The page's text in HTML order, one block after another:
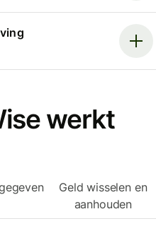
werkt
Geld wisselen en
aanhouden